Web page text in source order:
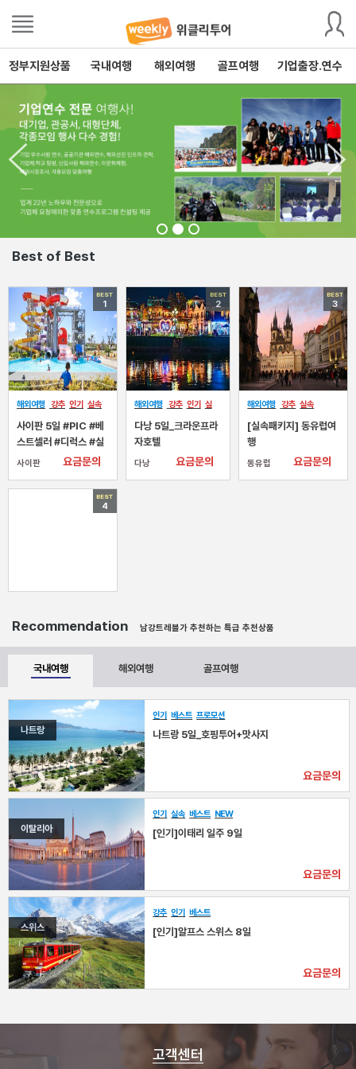
정부지원상품 국내여행 해외여행 골프여행 기업출장.연수
Best of Best
BEST
1
해외여행 강추 인기 실속
사이판 5일 #PIC #베
스트셀러 #디럭스 #실
버셀렉트(조+석식) #
사이판 요금문의
BEST
2
해외여행 강추 인기 실
다낭 5일_크라운프라
자호텔
다낭 요금문의
BEST
3
해외여행 강추 실속
[실속패키지] 동유럽여
행
동유럽 요금문의
BEST
4
Recommendation 남강트레블가 추천하는 특급 추천상품
국내여행 해외여행 골프여행
나트랑
인기 베스트 프로모션
나트랑 5일_호핑투어+맛사지
요금문의
이탈리아
인기 실속 베스트 NEW
[인기]이태리 일주 9일
요금문의
스위스
강추 인기 베스트
[인기]알프스 스위스 8일
요금문의
고객센터